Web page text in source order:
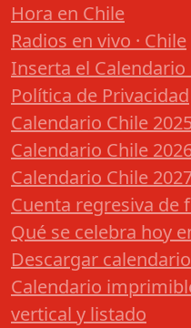
Hora en Chile
Radios en vivo · Chile
Inserta el
Política de Privacidad
Calendario Chile
Calendario Chile
Calendario Chile
Cuenta regresiva de
Qué se celebra hoy
Descargar
Calendario
vertical y listado